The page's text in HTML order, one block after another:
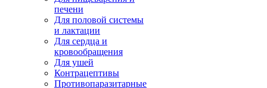
печени
Для половой системы
и лактации
Для сердца и
кровообращения
Для ушей
Контрацептивы
Противопаразитарные